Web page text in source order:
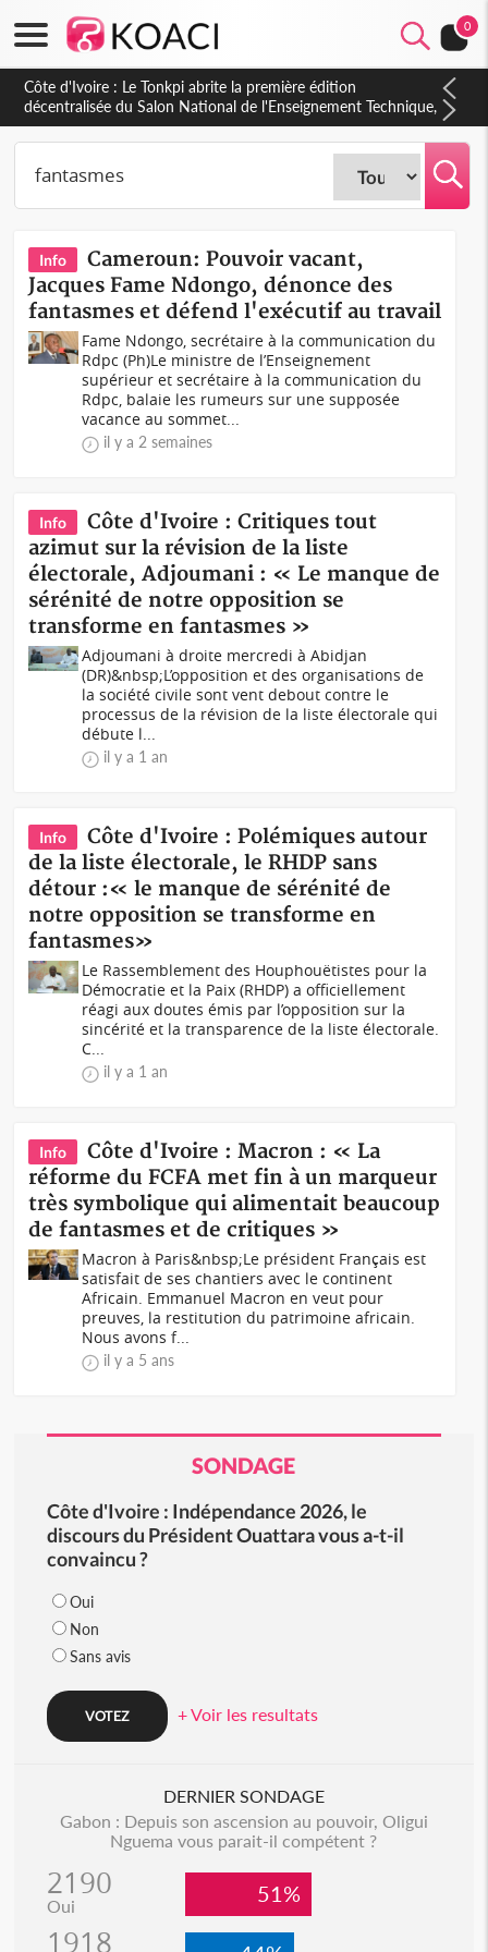
0
Côte d'Ivoire : Le Tonkpi abrite la première édition
décentralisée du Salon National de l'Enseignement Technique,
une belle opportunité pour la jeunesse
Info
Cameroun: Pouvoir vacant,
Jacques Fame Ndongo, dénonce des
fantasmes et défend l'exécutif au travail
Fame Ndongo, secrétaire à la communication du
Rdpc (Ph)Le ministre de l’Enseignement
supérieur et secrétaire à la communication du
Rdpc, balaie les rumeurs sur une supposée
vacance au sommet...
il y a 2 semaines
Info
Côte d'Ivoire : Critiques tout
azimut sur la révision de la liste
électorale, Adjoumani : « Le manque de
sérénité de notre opposition se
transforme en fantasmes »
Adjoumani à droite mercredi à Abidjan
(DR)&nbsp;L’opposition et des organisations de
la société civile sont vent debout contre le
processus de la révision de la liste électorale qui
débute l...
il y a 1 an
Info
Côte d'Ivoire : Polémiques autour
de la liste électorale, le RHDP sans
détour :« le manque de sérénité de
notre opposition se transforme en
fantasmes»
Le Rassemblement des Houphouëtistes pour la
Démocratie et la Paix (RHDP) a officiellement
réagi aux doutes émis par l’opposition sur la
sincérité et la transparence de la liste électorale.
C...
il y a 1 an
Info
Côte d'Ivoire : Macron : « La
réforme du FCFA met fin à un marqueur
très symbolique qui alimentait beaucoup
de fantasmes et de critiques »
Macron à Paris&nbsp;Le président Français est
satisfait de ses chantiers avec le continent
Africain. Emmanuel Macron en veut pour
preuves, la restitution du patrimoine africain.
Nous avons f...
il y a 5 ans
SONDAGE
Côte d'Ivoire : Indépendance 2026, le
discours du Président Ouattara vous a-t-il
convaincu ?
Oui
Non
Sans avis
+ Voir les resultats
DERNIER SONDAGE
Gabon : Depuis son ascension au pouvoir, Oligui
Nguema vous parait-il compétent ?
2190
Oui 51%
1918